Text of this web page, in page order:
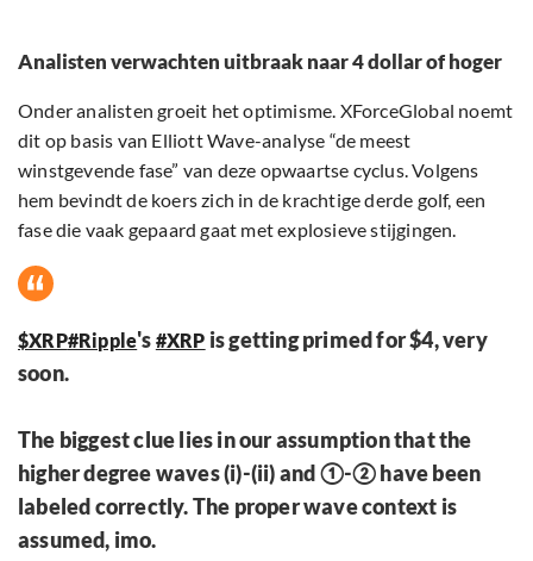
Analisten verwachten uitbraak naar 4 dollar of hoger
Onder analisten groeit het optimisme. XForceGlobal noemt
dit op basis van Elliott Wave-analyse “de meest
winstgevende fase” van deze opwaartse cyclus. Volgens
hem bevindt de koers zich in de krachtige derde golf, een
fase die vaak gepaard gaat met explosieve stijgingen.
$XRP#Ripple's #XRP is getting primed for $4, very
soon.
The biggest clue lies in our assumption that the
higher degree waves (i)-(ii) and ①-② have been
labeled correctly. The proper wave context is
assumed, imo.